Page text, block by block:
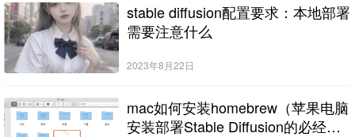
stable diffusion配置要求：本地部署
需要注意什么
2023年8月22日
mac如何安装homebrew（苹果电脑
安装部署Stable Diffusion的必经之